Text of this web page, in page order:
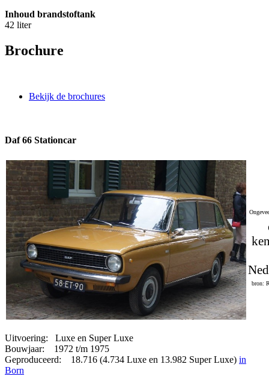
Inhoud brandstoftank
42 liter
Brochure
Bekijk de brochures
Daf 66 Stationcar
bron:
Uitvoering: Luxe en Super Luxe
Bouwjaar: 1972 t/m 1975
Geproduceerd: 18.716 (4.734 Luxe en 13.982 Super Luxe) in
Born